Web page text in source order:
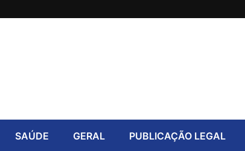
SAÚDE GERAL PUBLICAÇÃO LEGAL